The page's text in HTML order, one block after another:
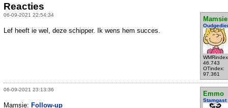
Reacties
06-09-2021 22:54:34
Mamsie
46.743
OTindex:
97.361
Lef heeft ie wel, deze schipper. Ik wens hem succes.
06-09-2021 23:13:36
Emmo
Stamgast
Mamsie: Follow-up